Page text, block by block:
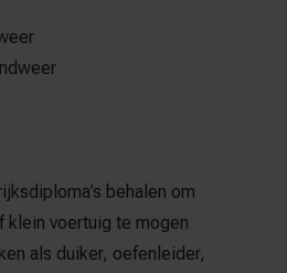
behalen om
klein voertuig te mogen
als duiker, oefenleider,